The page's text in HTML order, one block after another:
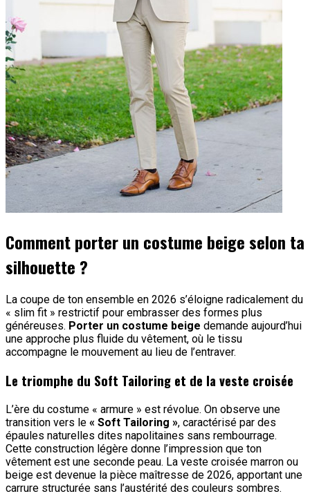
Comment porter un costume beige selon ta
silhouette ?
La coupe de ton ensemble en 2026 s’éloigne radicalement du
« slim fit » restrictif pour embrasser des formes plus
généreuses. Porter un costume beige demande aujourd’hui
une approche plus fluide du vêtement, où le tissu
accompagne le mouvement au lieu de l’entraver.
Le triomphe du Soft Tailoring et de la veste croisée
L’ère du costume « armure » est révolue. On observe une
transition vers le « Soft Tailoring », caractérisé par des
épaules naturelles dites napolitaines sans rembourrage.
Cette construction légère donne l’impression que ton
vêtement est une seconde peau. La veste croisée marron ou
beige est devenue la pièce maîtresse de 2026, apportant une
carrure structurée sans l’austérité des couleurs sombres.